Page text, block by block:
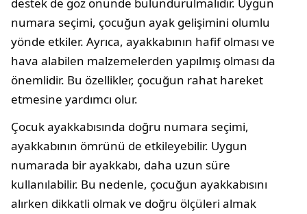
destek de göz önünde bulundurulmalıdır. Uygun
numara seçimi, çocuğun ayak gelişimini olumlu
yönde etkiler. Ayrıca, ayakkabının hafif olması ve
hava alabilen malzemelerden yapılmış olması da
önemlidir. Bu özellikler, çocuğun rahat hareket
etmesine yardımcı olur.
Çocuk ayakkabısında doğru numara seçimi,
ayakkabının ömrünü de etkileyebilir. Uygun
numarada bir ayakkabı, daha uzun süre
kullanılabilir. Bu nedenle, çocuğun ayakkabısını
alırken dikkatli olmak ve doğru ölçüleri almak